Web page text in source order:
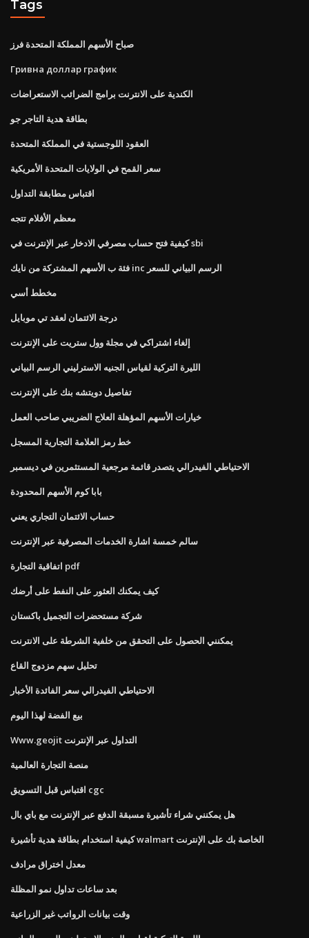
Tags
صباح الأسهم المملكة المتحدة فرز
Гривна доллар график
الكندية على الانترنت برامج الضرائب الاستعراضات
بطاقة هدية التاجر جو
العقود اللوجستية في المملكة المتحدة
سعر القمح في الولايات المتحدة الأمريكية
اقتباس مطابقة التداول
معظم الأفلام تتجه
كيفية فتح حساب مصرفي الادخار عبر الإنترنت في sbi
فئة ب الأسهم المشتركة من نايك inc الرسم البياني للسعر
مخطط أسي
درجة الائتمان لعقد تي موبايل
إلغاء اشتراكي في مجلة وول ستريت على الإنترنت
الليرة التركية لقياس الجنيه الاسترليني الرسم البياني
تفاصيل دويتشه بنك على الإنترنت
خيارات الأسهم المؤهلة العلاج الضريبي صاحب العمل
خط رمز العلامة التجارية المسجل
الاحتياطي الفيدرالي يتصدر قائمة مرجعية المستثمرين في ديسمبر
بابا كوم الأسهم المحدودة
حساب الائتمان التجاري يعني
سالم خمسة اشارة الخدمات المصرفية عبر الإنترنت
اتفاقية التجارة pdf
كيف يمكنك العثور على النفط على أرضك
شركة مستحضرات التجميل باكستان
يمكنني الحصول على التحقق من خلفية الشرطة على الانترنت
تحليل سهم مزدوج القاع
الاحتياطي الفيدرالي سعر الفائدة الأخبار
بيع الفضة لهذا اليوم
Www.geojit التداول عبر الإنترنت
منصة التجارة العالمية
اقتباس قبل التسويق cgc
هل يمكنني شراء تأشيرة مسبقة الدفع عبر الإنترنت مع باي بال
كيفية استخدام بطاقة هدية تأشيرة walmart الخاصة بك على الإنترنت
معدل اختراق مرادف
بعد ساعات تداول نمو المظلة
وقت بيانات الرواتب غير الزراعية